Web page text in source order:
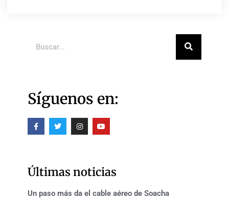
Buscar
Síguenos en:
F
a
c
k
-
T
w
i
I
n
s
a
m
Y
o
u
Últimas noticias
Un paso más da el cable aéreo de Soacha